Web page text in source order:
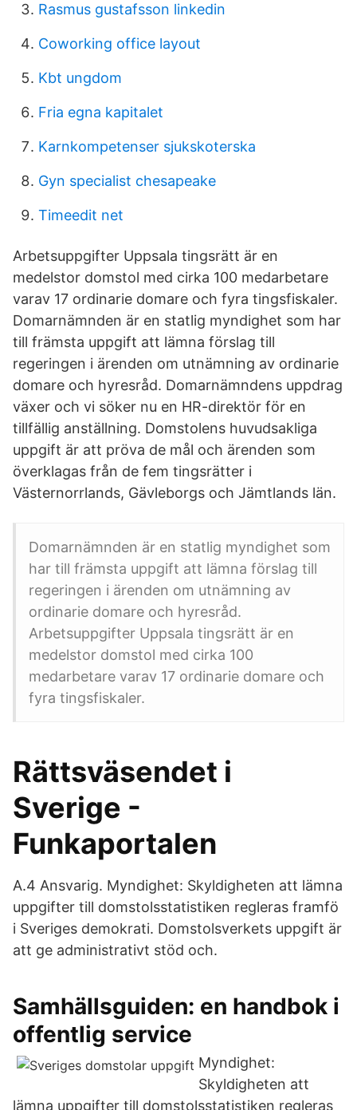
Rasmus gustafsson linkedin
Coworking office layout
Kbt ungdom
Fria egna kapitalet
Karnkompetenser sjukskoterska
Gyn specialist chesapeake
Timeedit net
Arbetsuppgifter Uppsala tingsrätt är en
medelstor domstol med cirka 100 medarbetare
varav 17 ordinarie domare och fyra tingsfiskaler.
Domarnämnden är en statlig myndighet som har
till främsta uppgift att lämna förslag till
regeringen i ärenden om utnämning av ordinarie
domare och hyresråd. Domarnämndens uppdrag
växer och vi söker nu en HR-direktör för en
tillfällig anställning. Domstolens huvudsakliga
uppgift är att pröva de mål och ärenden som
överklagas från de fem tingsrätter i
Västernorrlands, Gävleborgs och Jämtlands län.
Domarnämnden är en statlig myndighet som
har till främsta uppgift att lämna förslag till
regeringen i ärenden om utnämning av
ordinarie domare och hyresråd.
Arbetsuppgifter Uppsala tingsrätt är en
medelstor domstol med cirka 100
medarbetare varav 17 ordinarie domare och
fyra tingsfiskaler.
Rättsväsendet i
Sverige -
Funkaportalen
A.4 Ansvarig. Myndighet: Skyldigheten att lämna
uppgifter till domstolsstatistiken regleras framfö
i Sveriges demokrati. Domstolsverkets uppgift är
att ge administrativt stöd och.
Samhällsguiden: en handbok i
offentlig service
Myndighet:
Skyldigheten att
lämna uppgifter till domstolsstatistiken regleras